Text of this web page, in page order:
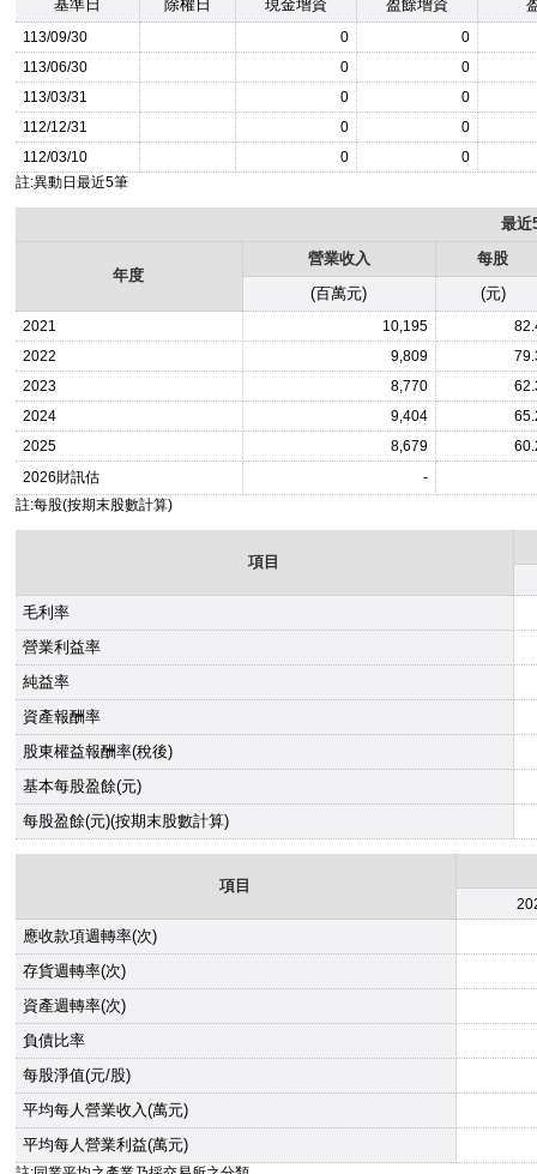
基準日 除權日 現金增資 盈餘增資
113/09/30 0
0
113/06/30
0
0
113/03/31
0
0
112/12/31
0
0
112/03/10
0
0
註:異動日最近5筆
最近
年度
營業收入
每股
(百萬元)
(元)
2021 10,195
2022
9,809
2023
8,770
2024
9,404
2025
8,679
2026財訊估
-
註:每股(按期末股數計算)
項目
毛利率
營業利益率
純益率
資產報酬率
股東權益報酬率(稅後)
基本每股盈餘(元)
每股盈餘(元)(按期末股數計算)
項目
應收款項週轉率(次)
存貨週轉率(次)
資產週轉率(次)
負債比率
每股淨值(元/股)
平均每人營業收入(萬元)
平均每人營業利益(萬元)